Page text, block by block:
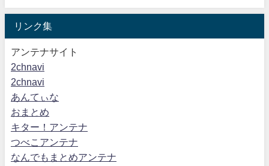
リンク集
アンテナサイト
2chnavi
2chnavi
あんてぃな
おまとめ
キター！アンテナ
つべこアンテナ
なんでもまとめアンテナ